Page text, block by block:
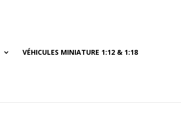
VÉHICULES MINIATURE 1:12 & 1:18